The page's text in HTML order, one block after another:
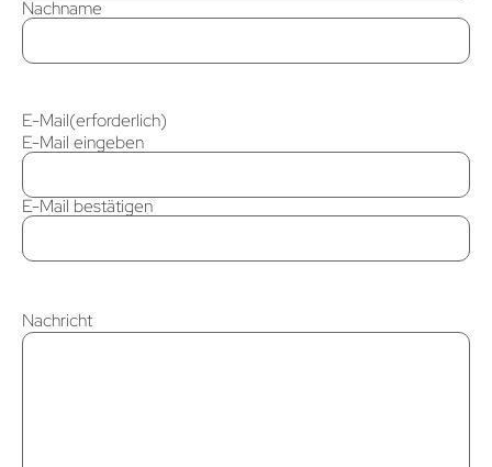
Nachname
E-Mail(erforderlich)
E-Mail eingeben
E-Mail bestätigen
Nachricht